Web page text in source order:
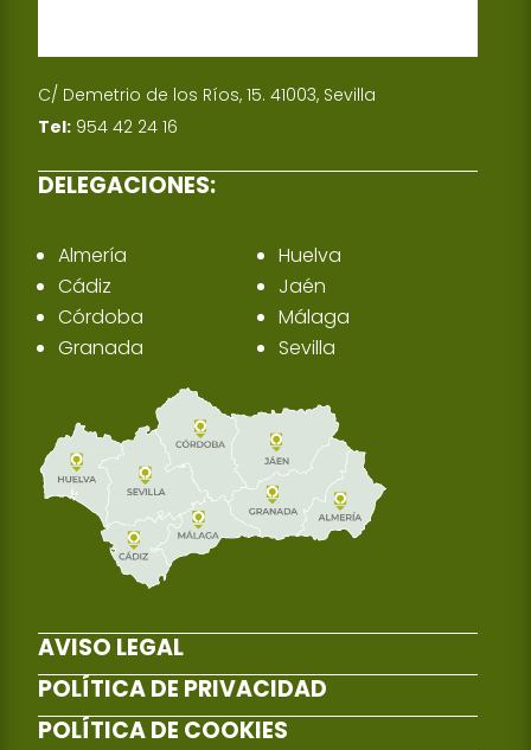
C/ Demetrio de los Ríos, 15. 41003, Sevilla
Tel: 954 42 24 16
DELEGACIONES:
Almería
Cádiz
Córdoba
Granada
Huelva
Jaén
Málaga
Sevilla
AVISO LEGAL
POLÍTICA DE PRIVACIDAD
POLÍTICA DE COOKIES